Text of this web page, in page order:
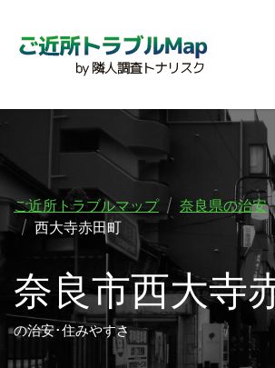
ご近所トラブルマップ 奈良県の治安
西大寺赤田町
奈良市西大寺
の治安･住みやすさ